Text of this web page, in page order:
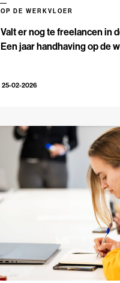
Valt er nog te freelancen in
Een jaar handhaving op de
OP DE WERKVLOER
25-02-2026